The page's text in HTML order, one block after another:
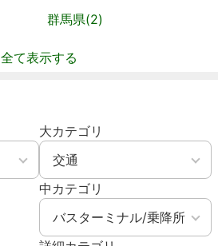
群馬県(2)
全て表示する
大カテゴリ
中カテゴリ